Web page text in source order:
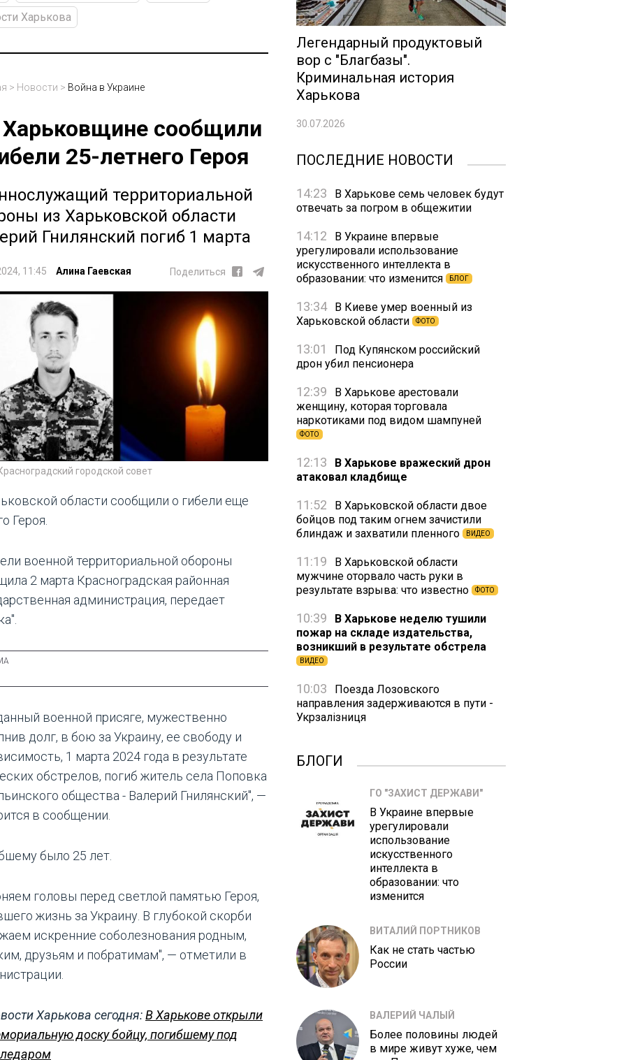
Харькова
> Новости > Война в Украине
сообщили
25-летнего Героя
территориальной
из Харьковской области
Гнилянский погиб 1 марта
11:45 Алина Гаевская Поделиться
городской совет
области сообщили о гибели еще
Героя.
военной территориальной обороны
2 марта Красноградская районная
администрация, передает
военной присяге, мужественно
долг, в бою за Украину, ее свободу и
1 марта 2024 года в результате
обстрелов, погиб житель села Поповка
общества - Валерий Гнилянский", —
в сообщении.
было 25 лет.
головы перед светлой памятью Героя,
жизнь за Украину. В глубокой скорби
искренние соболезнования родным,
друзьям и побратимам", — отметили в
Харькова сегодня:В Харькове открыли
доску бойцу, погибшему под
Легендарный продуктовый
вор с "Благбазы".
Криминальная история
Харькова
30.07.2026
ПОСЛЕДНИЕ НОВОСТИ
14:23
В Харькове семь человек будут
отвечать за погром в общежитии
14:12
В Украине впервые
урегулировали использование
искусственного интеллекта в
образовании: что изменится
БЛОГ
13:34
В Киеве умер военный из
Харьковской области
ФОТО
13:01
Под Купянском российский
дрон убил пенсионера
12:39
В Харькове арестовали
женщину, которая торговала
наркотиками под видом шампуней
ФОТО
12:13
В Харькове вражеский дрон
атаковал кладбище
11:52
В Харьковской области двое
бойцов под таким огнем зачистили
блиндаж и захватили пленного
ВИДЕО
11:19
В Харьковской области
мужчине оторвало часть руки в
результате взрыва: что известно
ФОТО
10:39
В Харькове неделю тушили
пожар на складе издательства,
возникший в результате обстрела
ВИДЕО
10:03
Поезда Лозовского
направления задерживаются в пути -
Укрзалізниця
БЛОГИ
ГО "ЗАХИСТ ДЕРЖАВИ"
В Украине впервые
урегулировали
использование
искусственного
интеллекта в
образовании: что
изменится
ВИТАЛИЙ ПОРТНИКОВ
Как не стать частью
России
ВАЛЕРИЙ ЧАЛЫЙ
Более половины людей
в мире живут хуже, чем